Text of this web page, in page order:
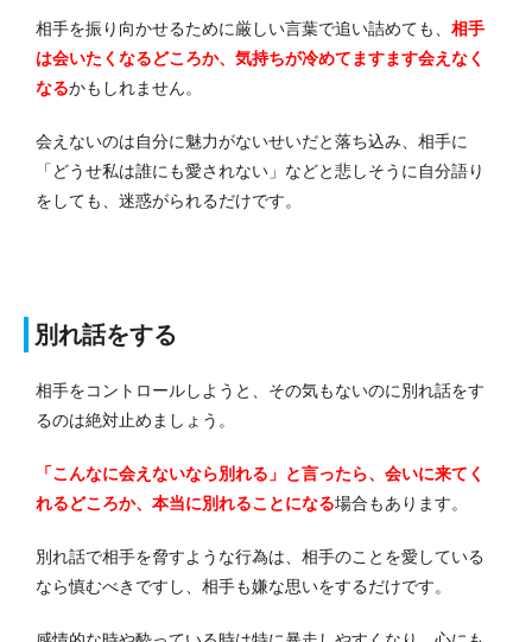
相手を振り向かせるために厳しい言葉で追い詰めても、 相手
は会いたくなるどころか、気持ちが冷めてますます会えなく
なるかもしれません。
会えないのは自分に魅力がないせいだと落ち込み、相手に
「どうせ私は誰にも愛されない」などと悲しそうに自分語り
をしても、迷惑がられるだけです。
別れ話をする
相手をコントロールしようと、その気もないのに別れ話をす
るのは絶対止めましょう。
「こんなに会えないなら別れる」と言ったら、会いに来てく
れるどころか、本当に別れることになる場合もあります。
別れ話で相手を脅すような行為は、相手のことを愛している
なら慎むべきですし、相手も嫌な思いをするだけです。